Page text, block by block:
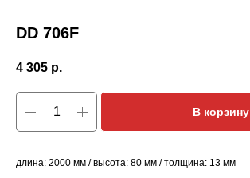
DD 706F
4 305 р.
В корзину
длина: 2000 мм / высота: 80 мм / толщина: 13 мм